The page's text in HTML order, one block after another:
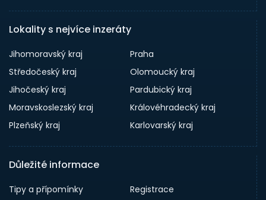
Lokality s nejvíce inzeráty
Jihomoravský kraj
Praha
Středočeský kraj
Olomoucký kraj
Jihočeský kraj
Pardubický kraj
Moravskoslezský kraj
Královéhradecký kraj
Plzeňský kraj
Karlovarský kraj
Důležité informace
Tipy a přípomínky
Registrace